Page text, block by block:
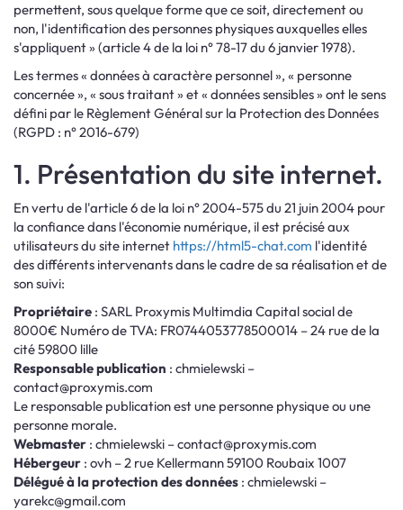
permettent, sous quelque forme que ce soit, directement ou
non, l'identification des personnes physiques auxquelles elles
s'appliquent » (article 4 de la loi n° 78-17 du 6 janvier 1978).
Les termes « données à caractère personnel », « personne
concernée », « sous traitant » et « données sensibles » ont le sens
défini par le Règlement Général sur la Protection des Données
(RGPD : n° 2016-679)
1. Présentation du site internet.
En vertu de l'article 6 de la loi n° 2004-575 du 21 juin 2004 pour
la confiance dans l'économie numérique, il est précisé aux
utilisateurs du site internet https://html5-chat.com l'identité
des différents intervenants dans le cadre de sa réalisation et de
son suivi:
Propriétaire : SARL Proxymis Multimdia Capital social de
8000€ Numéro de TVA: FR0744053778500014 – 24 rue de la
cité 59800 lille
Responsable publication : chmielewski –
contact@proxymis.com
Le responsable publication est une personne physique ou une
personne morale.
Webmaster : chmielewski –contact@proxymis.com
Hébergeur : ovh – 2 rue Kellermann 59100 Roubaix 1007
Délégué à la protection des données : chmielewski –
yarekc@gmail.com